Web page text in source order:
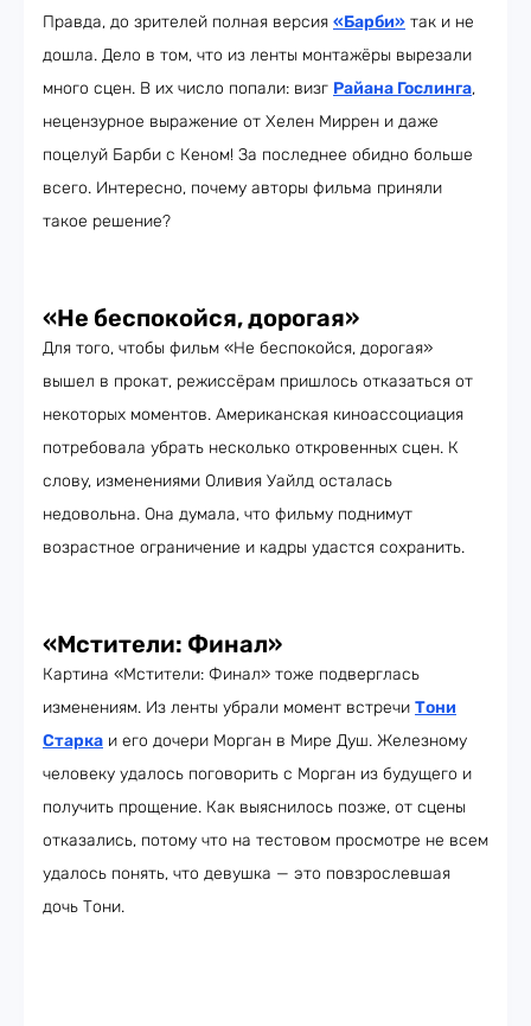
Правда, до зрителей полная версия «Барби» так и не
дошла. Дело в том, что из ленты монтажёры вырезали
много сцен. В их число попали: визг Райана Гослинга,
нецензурное выражение от Хелен Миррен и даже
поцелуй Барби с Кеном! За последнее обидно больше
всего. Интересно, почему авторы фильма приняли
такое решение?
«Не беспокойся, дорогая»
Для того, чтобы фильм «Не беспокойся, дорогая»
вышел в прокат, режиссёрам пришлось отказаться от
некоторых моментов. Американская киноассоциация
потребовала убрать несколько откровенных сцен. К
слову, изменениями Оливия Уайлд осталась
недовольна. Она думала, что фильму поднимут
возрастное ограничение и кадры удастся сохранить.
«Мстители: Финал»
Картина «Мстители: Финал» тоже подверглась
изменениям. Из ленты убрали момент встречи Тони
Старка и его дочери Морган в Мире Душ. Железному
человеку удалось поговорить с Морган из будущего и
получить прощение. Как выяснилось позже, от сцены
отказались, потому что на тестовом просмотре не всем
удалось понять, что девушка — это повзрослевшая
дочь Тони.